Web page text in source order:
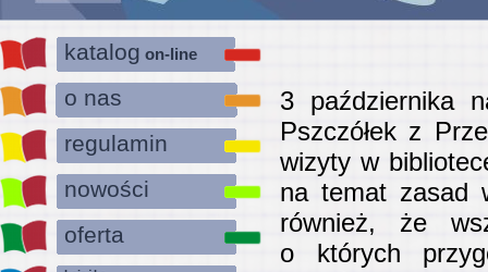
katalog on-line
o nas
regulamin
nowości
oferta
3 października
Pszczółek z
wizyty w
na temat zasad
również, że
o których